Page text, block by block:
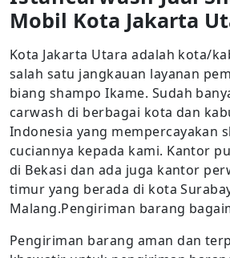
Mobil Kota Jakarta
Kota Jakarta Utara adalah kota/
salah satu jangkauan layanan
biang shampo Ikame. Sudah
carwash di berbagai kota dan
Indonesia yang mempercayakan
cuciannya kepada kami. Kantor
di Bekasi dan ada juga kantor
timur yang berada di kota
Malang.Pengiriman barang
Pengiriman barang aman dan